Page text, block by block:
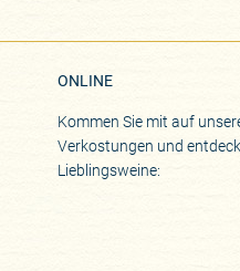
ONLINE
Kommen Sie mit auf
Verkostungen und
Lieblingsweine: